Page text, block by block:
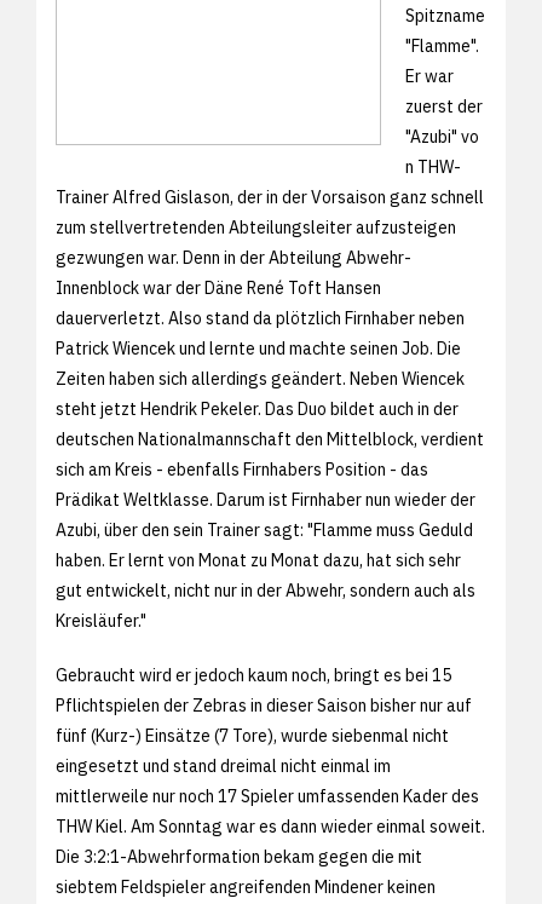
Spitzname
"Flamme".
Er war
zuerst der
"Azubi" vo
n THW-
Trainer Alfred Gislason, der in der Vorsaison ganz schnell
zum stellvertretenden Abteilungsleiter aufzusteigen
gezwungen war. Denn in der Abteilung Abwehr-
Innenblock war der Däne René Toft Hansen
dauerverletzt. Also stand da plötzlich Firnhaber neben
Patrick Wiencek und lernte und machte seinen Job. Die
Zeiten haben sich allerdings geändert. Neben Wiencek
steht jetzt Hendrik Pekeler. Das Duo bildet auch in der
deutschen Nationalmannschaft den Mittelblock, verdient
sich am Kreis - ebenfalls Firnhabers Position - das
Prädikat Weltklasse. Darum ist Firnhaber nun wieder der
Azubi, über den sein Trainer sagt: "Flamme muss Geduld
haben. Er lernt von Monat zu Monat dazu, hat sich sehr
gut entwickelt, nicht nur in der Abwehr, sondern auch als
Kreisläufer."
Gebraucht wird er jedoch kaum noch, bringt es bei 15
Pflichtspielen der Zebras in dieser Saison bisher nur auf
fünf (Kurz-) Einsätze (7 Tore), wurde siebenmal nicht
eingesetzt und stand dreimal nicht einmal im
mittlerweile nur noch 17 Spieler umfassenden Kader des
THW Kiel. Am Sonntag war es dann wieder einmal soweit.
Die 3:2:1-Abwehrformation bekam gegen die mit
siebtem Feldspieler angreifenden Mindener keinen